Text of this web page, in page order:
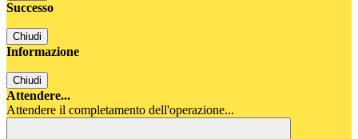
Successo
Chiudi
Informazione
Chiudi
Attendere...
Attendere il completamento dell'operazione...